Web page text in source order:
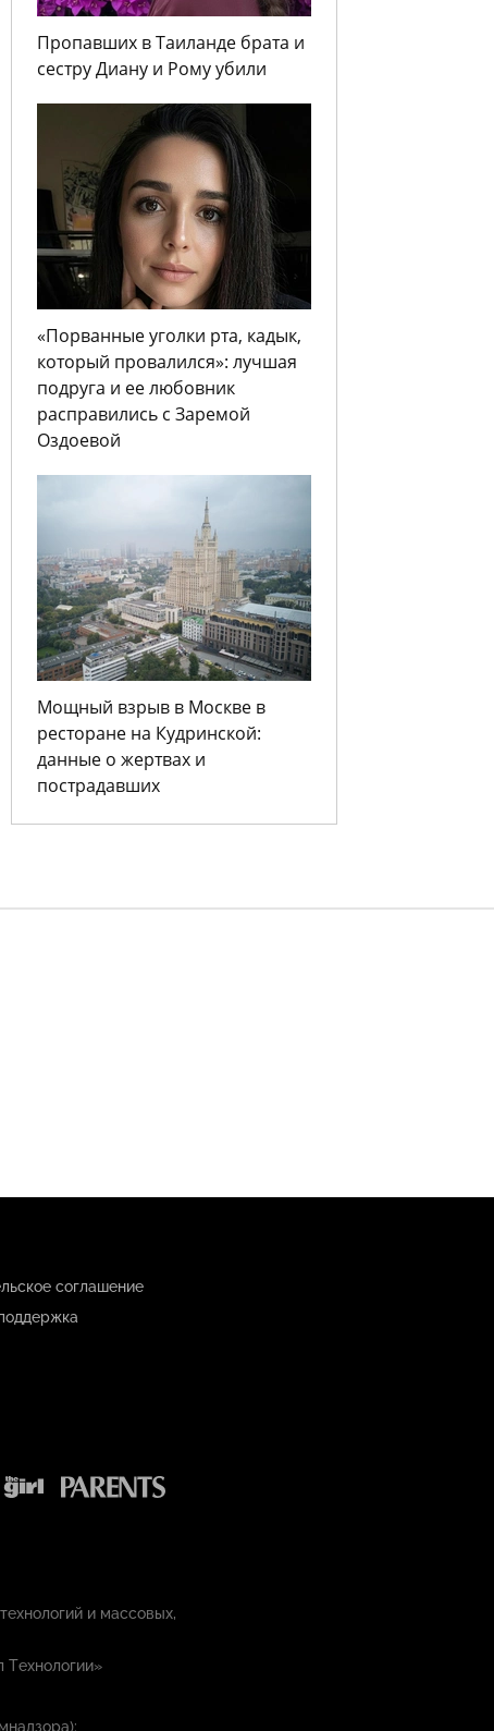
Пропавших в Таиланде брата и
сестру Диану и Рому убили
«Порванные уголки рта, кадык,
который провалился»: лучшая
подруга и ее любовник
расправились с Заремой
Оздоевой
Мощный взрыв в Москве в
ресторане на Кудринской:
данные о жертвах и
пострадавших
соглашение
и массовых,
Технологии»